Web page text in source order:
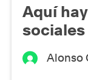
Aquí
sociales
Alonso